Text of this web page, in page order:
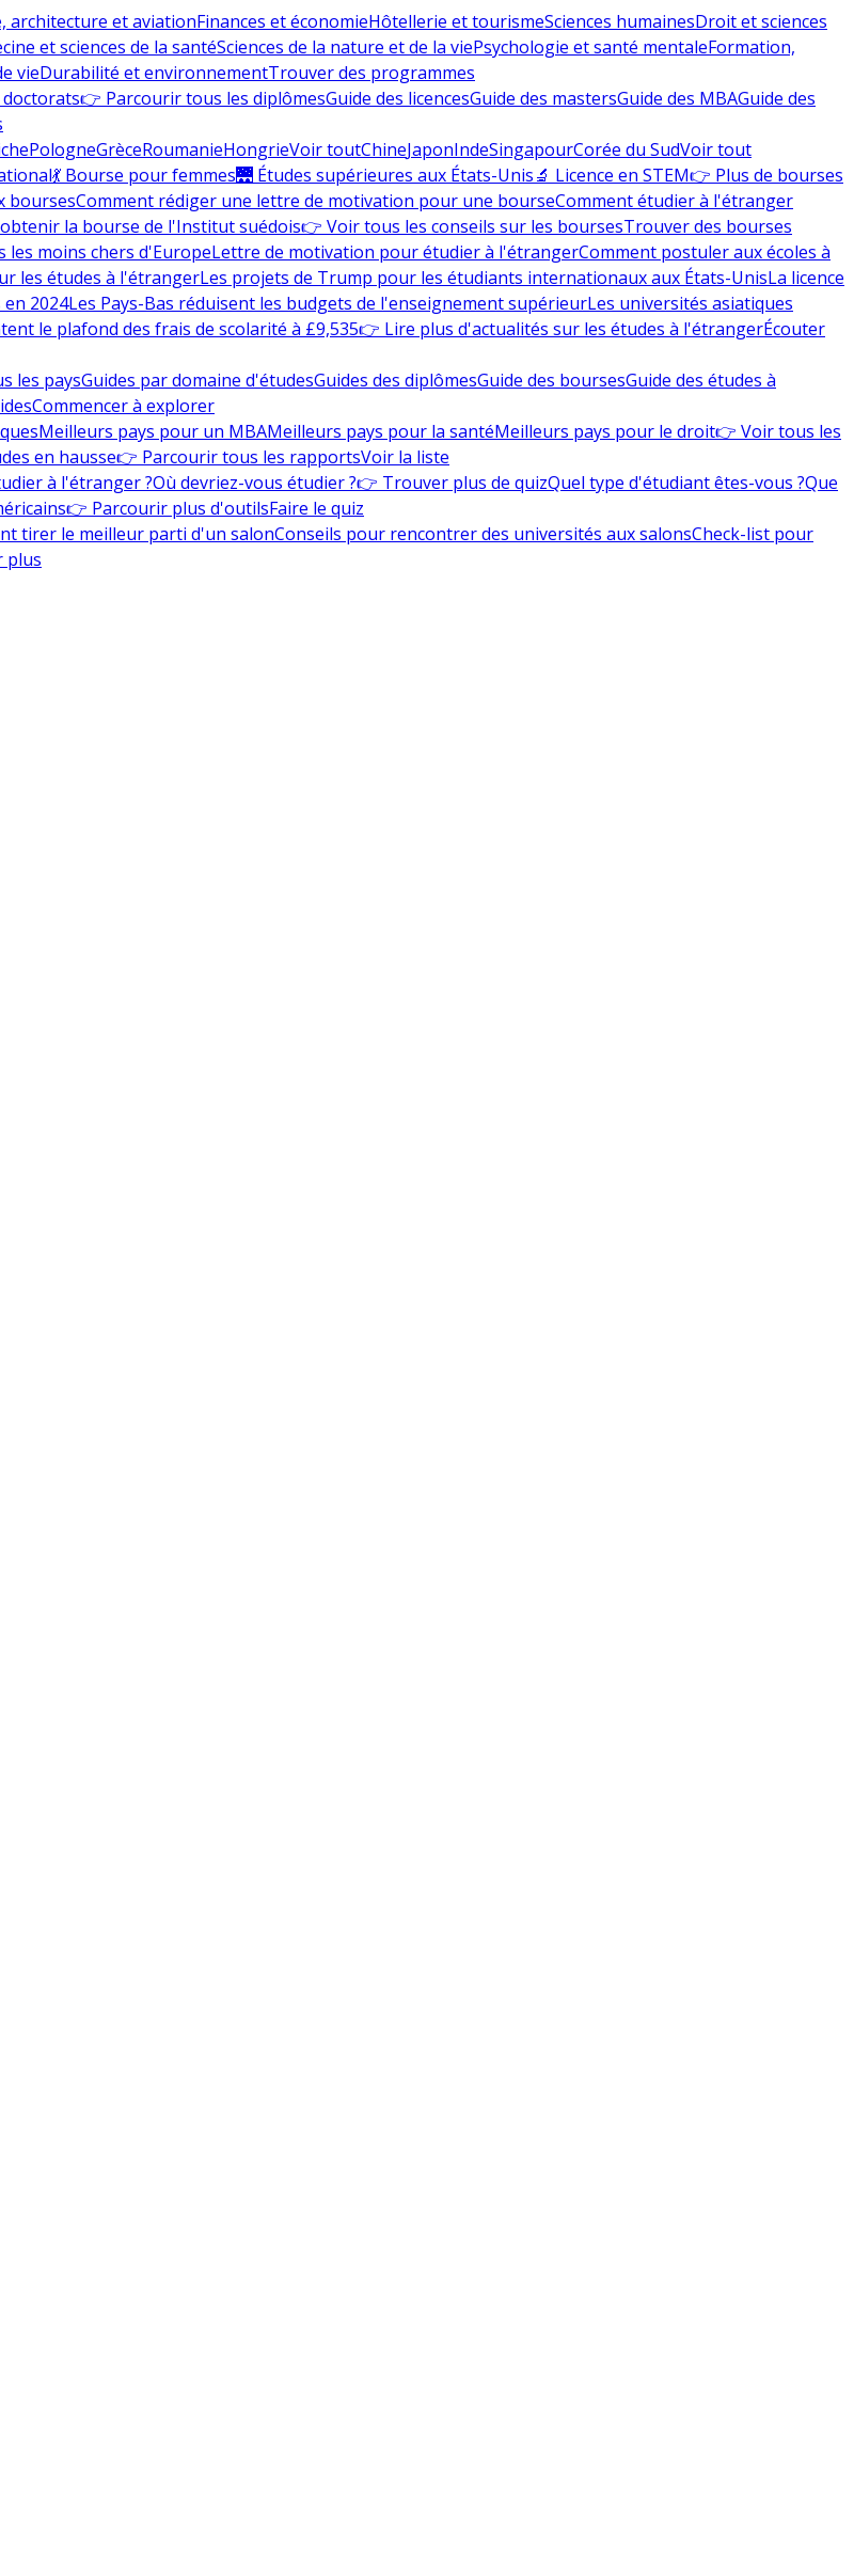
architecture et aviationFinances et économieHôtellerie et tourismeSciences humainesDroit et sciences
et sciences de la santéSciences de la nature et de la viePsychologie et santé mentaleFormation,
vieDurabilité et environnementTrouver des programmes
👉 Parcourir tous les diplômesGuide des licencesGuide des mastersGuide des MBAGuide des
PologneGrèceRoumanieHongrieVoir toutChineJaponIndeSingapourCorée du SudVoir tout
💃 Bourse pour femmes🌉 Études supérieures aux États-Unis🔬 Licence en STEM👉 Plus de bourses
boursesComment rédiger une lettre de motivation pour une bourseComment étudier à l'étranger
la bourse de l'Institut suédois👉 Voir tous les conseils sur les boursesTrouver des bourses
les moins chers d'EuropeLettre de motivation pour étudier à l'étrangerComment postuler aux écoles à
les études à l'étrangerLes projets de Trump pour les étudiants internationaux aux États-UnisLa licence
2024Les Pays-Bas réduisent les budgets de l'enseignement supérieurLes universités asiatiques
le plafond des frais de scolarité à £9,535👉 Lire plus d'actualités sur les études à l'étrangerÉcouter
les paysGuides par domaine d'étudesGuides des diplômesGuide des boursesGuide des études à
Commencer à explorer
Meilleurs pays pour un MBAMeilleurs pays pour la santéMeilleurs pays pour le droit👉 Voir tous les
en hausse👉 Parcourir tous les rapportsVoir la liste
à l'étranger ?Où devriez-vous étudier ?👉 Trouver plus de quizQuel type d'étudiant êtes-vous ?Que
👉 Parcourir plus d'outilsFaire le quiz
tirer le meilleur parti d'un salonConseils pour rencontrer des universités aux salonsCheck-list pour
plus